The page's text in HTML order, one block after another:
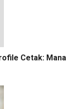
Cetak: Mana